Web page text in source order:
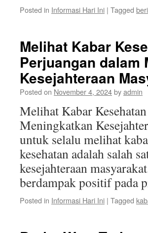
Posted in Informasi Hari Ini | Tagged
Melihat Kabar
Perjuangan dalam
Kesejahteraan
Posted on November 4, 2024byadmin
Melihat Kabar
Meningkatkan
untuk selalu melihat
kesehatan adalah salah
kesejahteraan
berdampak positif
Posted in Informasi Hari Ini | Tagged